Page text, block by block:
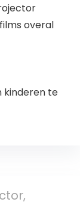
overal
kinderen te